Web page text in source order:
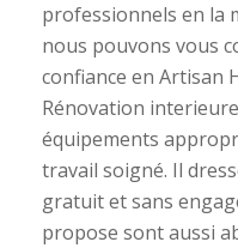
professionnels en la
nous pouvons vous
confiance en Artisan
Rénovation
équipements
travail soigné. Il
gratuit et sans
propose sont aussi